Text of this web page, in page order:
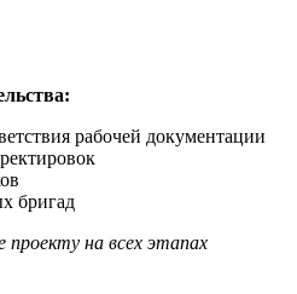
рабочей документации
бригад
на всех этапах